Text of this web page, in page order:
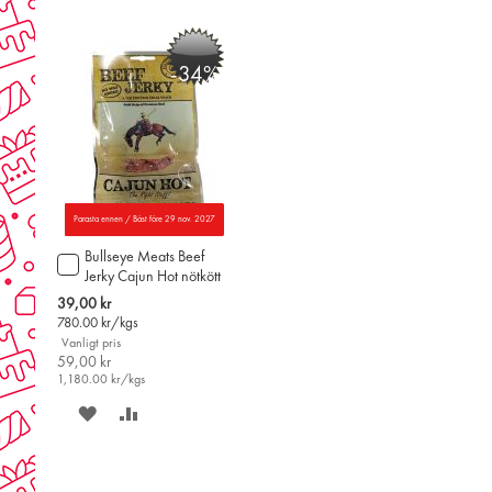
ÖNSKELISTAN
JÄMFÖR
Parasta ennen / Bäst före 29 nov. 2027
-34%
Bullseye Meats Beef
Jerky Cajun Hot nötkött
50g
Special
Price
39,00 kr
780.00 kr/kgs
Vanligt pris
59,00 kr
1,180.00 kr/kgs
Lägg
till
i
varukorgen
SPARA